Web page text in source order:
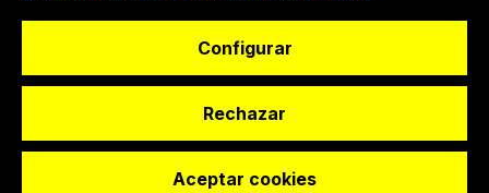
© Dashboard Technologies S.L
Configurar
Rechazar
Aceptar cookies